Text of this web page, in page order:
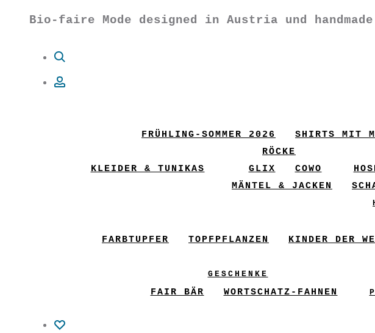
Bio-faire Mode designed in Austria und
FRÜHLING-SOMMER 2026 SHIRTS MIT
KLEIDER & TUNIKAS
RÖCKE
GLIX
COWO
MÄNTEL & JACKEN
FARBTUPFER TOPFPFLANZEN KINDER DER
GESCHENKE
FAIR BÄR WORTSCHATZ-FAHNEN